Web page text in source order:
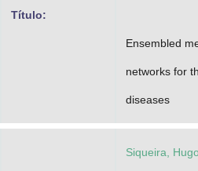
Título:
Ensembled
networks for
diseases
Siqueira,